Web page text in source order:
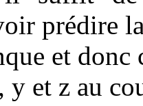
prédire
et
y et z au